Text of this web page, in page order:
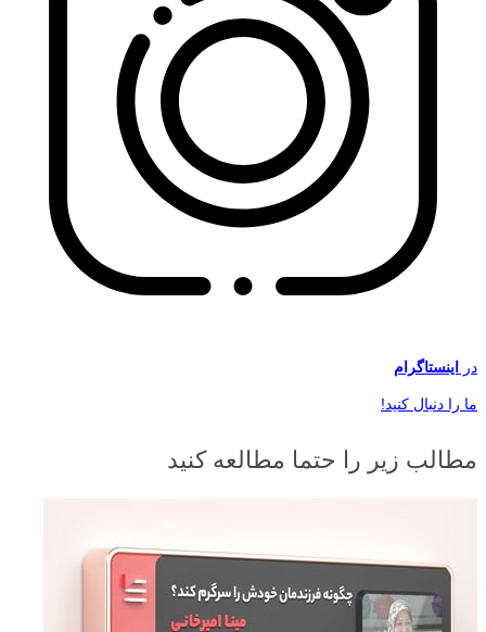
در اینستاگرام
ما را دنبال کنید!
مطالب زیر را حتما مطالعه کنید